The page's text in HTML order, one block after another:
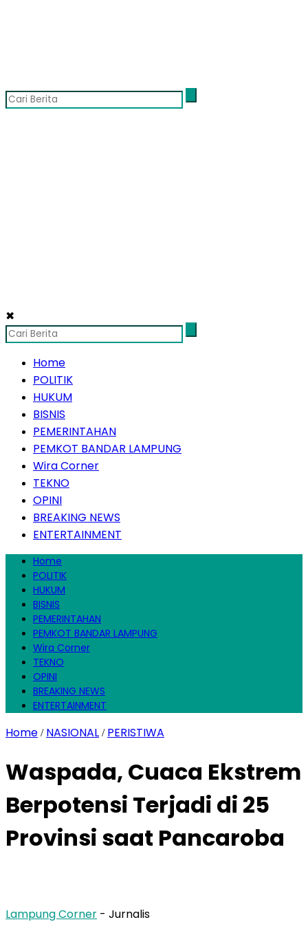
✖
Home
POLITIK
HUKUM
BISNIS
PEMERINTAHAN
PEMKOT BANDAR LAMPUNG
Wira Corner
TEKNO
OPINI
BREAKING NEWS
ENTERTAINMENT
Home
POLITIK
HUKUM
BISNIS
PEMERINTAHAN
PEMKOT BANDAR LAMPUNG
Wira Corner
TEKNO
OPINI
BREAKING NEWS
ENTERTAINMENT
Home / NASIONAL / PERISTIWA
Waspada, Cuaca Ekstrem
Berpotensi Terjadi di 25
Provinsi saat Pancaroba
Lampung Corner - Jurnalis